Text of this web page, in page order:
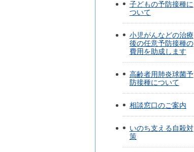
子どもの予防接種に
ついて
小児がんなどの治療
後の任意予防接種の
費用を助成します
高齢者用肺炎球菌予
防接種について
相談窓口のご案内
いのち支える自殺対
策